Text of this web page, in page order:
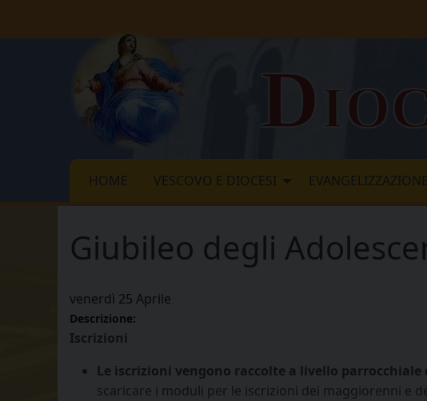
HOME VESCOVO E DIOCESI
Giubileo degli
venerdì 25 Aprile
Descrizione:
Iscrizioni
Le iscrizioni vengono raccolte a livello
scaricare i moduli per le iscrizioni dei maggiorenni e